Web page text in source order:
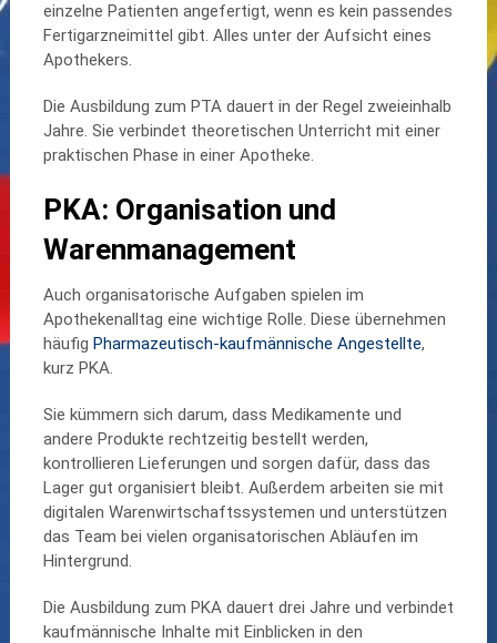
einzelne Patienten angefertigt, wenn es kein passendes
Fertigarzneimittel gibt. Alles unter der Aufsicht eines
Apothekers.
Die Ausbildung zum PTA dauert in der Regel zweieinhalb
Jahre. Sie verbindet theoretischen Unterricht mit einer
praktischen Phase in einer Apotheke.
PKA: Organisation und
Warenmanagement
Auch organisatorische Aufgaben spielen im
Apothekenalltag eine wichtige Rolle. Diese übernehmen
häufig Pharmazeutisch-kaufmännische Angestellte,
kurz PKA.
Sie kümmern sich darum, dass Medikamente und
andere Produkte rechtzeitig bestellt werden,
kontrollieren Lieferungen und sorgen dafür, dass das
Lager gut organisiert bleibt. Außerdem arbeiten sie mit
digitalen Warenwirtschaftssystemen und unterstützen
das Team bei vielen organisatorischen Abläufen im
Hintergrund.
Die Ausbildung zum PKA dauert drei Jahre und verbindet
kaufmännische Inhalte mit Einblicken in den